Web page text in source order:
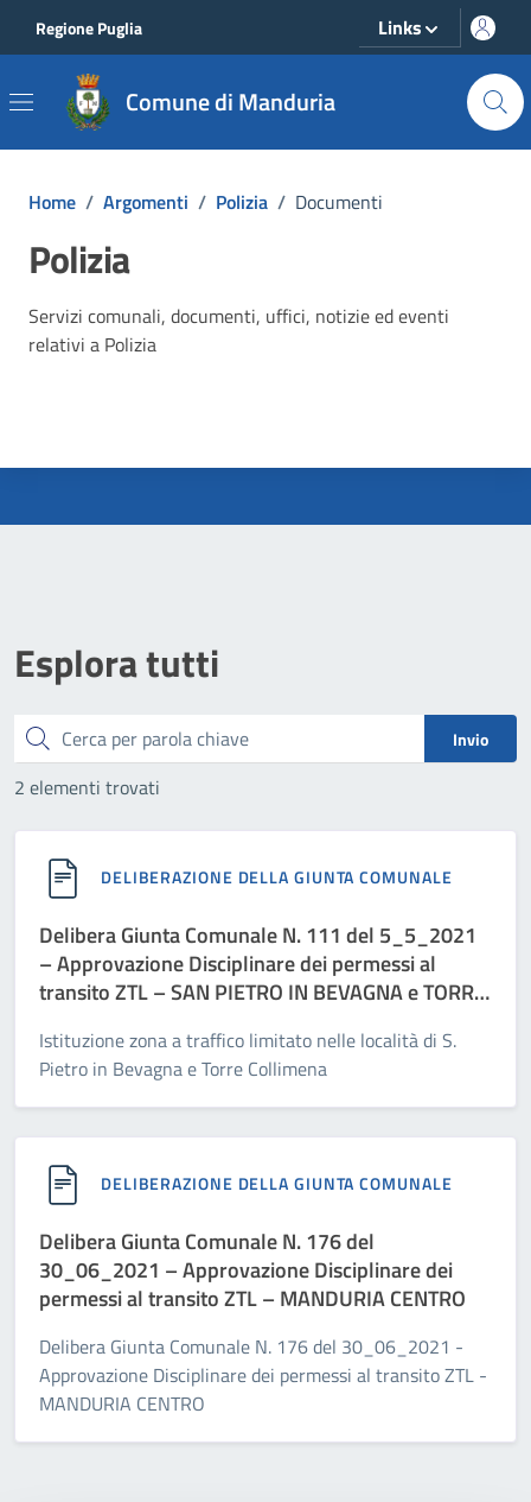
Regione Puglia Links
Comune di Manduria
Home / Argomenti / Polizia / Documenti
Polizia
Dettagli dell'argomento
Servizi comunali, documenti, uffici, notizie ed eventi
relativi a Polizia
Esplora tutti
Cerca Invio
2 elementi trovati
DELIBERAZIONE DELLA GIUNTA COMUNALE
Delibera Giunta Comunale N. 111 del 5_5_2021
– Approvazione Disciplinare dei permessi al
transito ZTL – SAN PIETRO IN BEVAGNA e TORRE
Istituzione zona a traffico limitato nelle località di S.
Pietro in Bevagna e Torre Collimena
DELIBERAZIONE DELLA GIUNTA COMUNALE
Delibera Giunta Comunale N. 176 del
30_06_2021 – Approvazione Disciplinare dei
permessi al transito ZTL – MANDURIA CENTRO
Delibera Giunta Comunale N. 176 del 30_06_2021 -
Approvazione Disciplinare dei permessi al transito ZTL -
MANDURIA CENTRO